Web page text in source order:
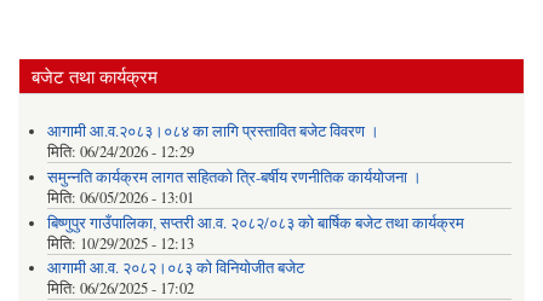
बजेट तथा कार्यक्रम
आगामी आ.व.२०८३।०८४ का लागि प्रस्तावित बजेट विवरण ।
मिति: 06/24/2026 - 12:29
समुन्नति कार्यक्रम लागत सहितको त्रि-बर्षीय रणनीतिक कार्ययोजना ।
मिति: 06/05/2026 - 13:01
बिष्णुपुर गाउँपालिका, सप्तरी आ.व. २०८२/०८३ को बार्षिक बजेट तथा कार्यक्रम
मिति: 10/29/2025 - 12:13
आगामी आ.व. २०८२।०८३ को विनियोजीत बजेट
मिति: 06/26/2025 - 17:02